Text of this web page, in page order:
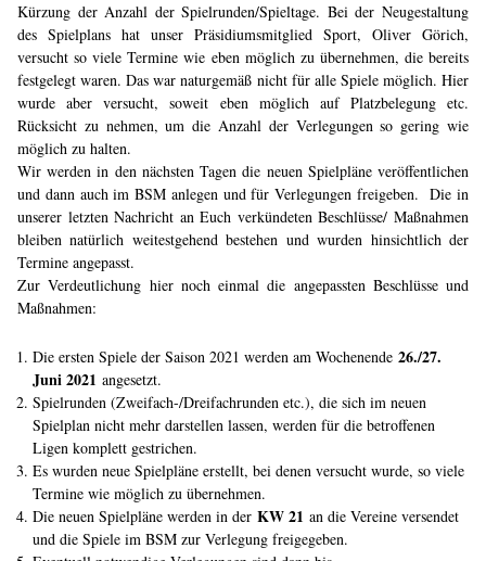
Kürzung der Anzahl der Spielrunden/Spieltage. Bei der Neugestaltung
des Spielplans hat unser Präsidiumsmitglied Sport, Oliver Görich,
versucht so viele Termine wie eben möglich zu übernehmen, die bereits
festgelegt waren. Das war naturgemäß nicht für alle Spiele möglich. Hier
wurde aber versucht, soweit eben möglich auf Platzbelegung etc.
Rücksicht zu nehmen, um die Anzahl der Verlegungen so gering wie
möglich zu halten.
Wir werden in den nächsten Tagen die neuen Spielpläne veröffentlichen
und dann auch im BSM anlegen und für Verlegungen freigeben. Die in
unserer letzten Nachricht an Euch verkündeten Beschlüsse/ Maßnahmen
bleiben natürlich weitestgehend bestehen und wurden hinsichtlich der
Termine angepasst.
Zur Verdeutlichung hier noch einmal die angepassten Beschlüsse und
Maßnahmen:
Die ersten Spiele der Saison 2021 werden am Wochenende 26./27.
Juni 2021 angesetzt.
Spielrunden (Zweifach-/Dreifachrunden etc.), die sich im neuen
Spielplan nicht mehr darstellen lassen, werden für die betroffenen
Ligen komplett gestrichen.
Es wurden neue Spielpläne erstellt, bei denen versucht wurde, so viele
Termine wie möglich zu übernehmen.
Die neuen Spielpläne werden in der KW 21 an die Vereine versendet
und die Spiele im BSM zur Verlegung freigegeben.